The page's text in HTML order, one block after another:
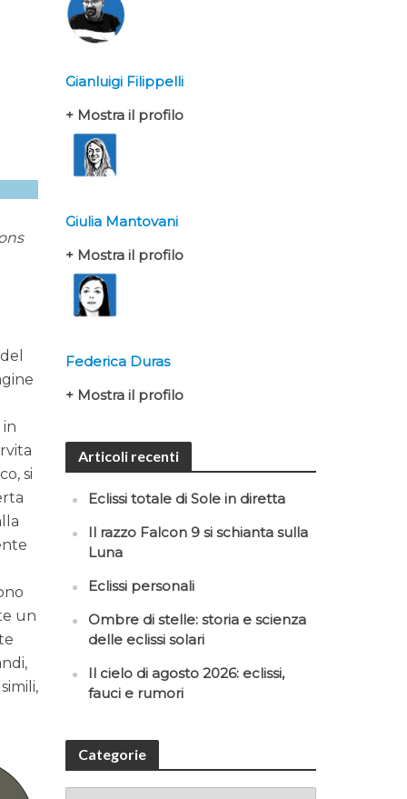
in
si
un
Gianluigi Filippelli
+ Mostra il profilo
Giulia Mantovani
+ Mostra il profilo
Federica Duras
+ Mostra il profilo
Articoli recenti
Eclissi totale di Sole in diretta
Il razzo Falcon 9 si schianta sulla
Luna
Eclissi personali
Ombre di stelle: storia e scienza
delle eclissi solari
Il cielo di agosto 2026: eclissi,
fauci e rumori
Categorie